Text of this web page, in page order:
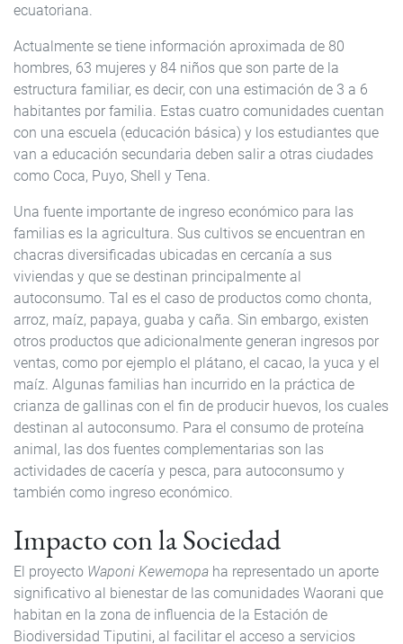
ecuatoriana.
Actualmente se tiene información aproximada de 80
hombres, 63 mujeres y 84 niños que son parte de la
estructura familiar, es decir, con una estimación de 3 a 6
habitantes por familia. Estas cuatro comunidades cuentan
con una escuela (educación básica) y los estudiantes que
van a educación secundaria deben salir a otras ciudades
como Coca, Puyo, Shell y Tena.
Una fuente importante de ingreso económico para las
familias es la agricultura. Sus cultivos se encuentran en
chacras diversificadas ubicadas en cercanía a sus
viviendas y que se destinan principalmente al
autoconsumo. Tal es el caso de productos como chonta,
arroz, maíz, papaya, guaba y caña. Sin embargo, existen
otros productos que adicionalmente generan ingresos por
ventas, como por ejemplo el plátano, el cacao, la yuca y el
maíz. Algunas familias han incurrido en la práctica de
crianza de gallinas con el fin de producir huevos, los cuales
destinan al autoconsumo. Para el consumo de proteína
animal, las dos fuentes complementarias son las
actividades de cacería y pesca, para autoconsumo y
también como ingreso económico.
Impacto con la Sociedad
El proyecto Waponi Kewemopa ha representado un aporte
significativo al bienestar de las comunidades Waorani que
habitan en la zona de influencia de la Estación de
Biodiversidad Tiputini, al facilitar el acceso a servicios